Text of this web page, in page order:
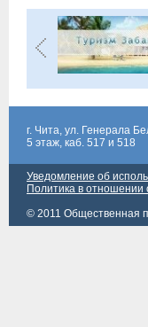
г. Чита, ул. Генерала
5 этаж, каб. 517 и 518
Уведомление об
Политика в
© 2011 Общественная